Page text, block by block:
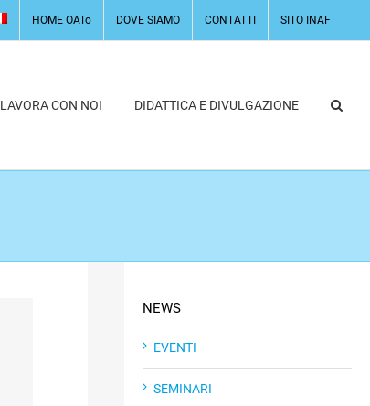
HOME OATo DOVE SIAMO CONTATTI SITO INAF
LAVORA CON NOI DIDATTICA E DIVULGAZIONE
NEWS
EVENTI
SEMINARI